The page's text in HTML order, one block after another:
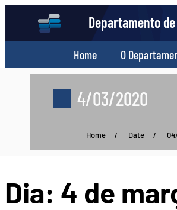
Departamento
Home O
4/03/2020
Home / Date /
Dia: 4 de